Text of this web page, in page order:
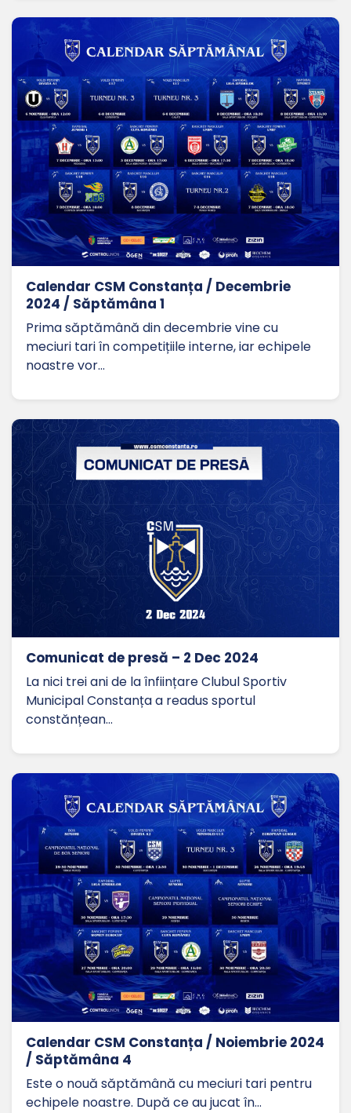
Calendar CSM Constanța / Decembrie
2024 / Săptămâna 1
Prima săptămână din decembrie vine cu
meciuri tari în competițiile interne, iar echipele
noastre vor…
Comunicat de presă – 2 Dec 2024
La nici trei ani de la înființare Clubul Sportiv
Municipal Constanța a readus sportul
constănțean…
Calendar CSM Constanța / Noiembrie 2024
/ Săptămâna 4
Este o nouă săptămână cu meciuri tari pentru
echipele noastre. După ce au jucat în…